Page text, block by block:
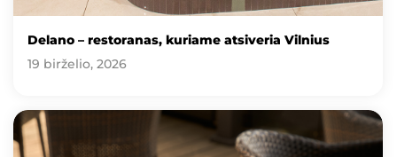
Delano – restoranas, kuriame atsiveria Vilnius
19 birželio, 2026